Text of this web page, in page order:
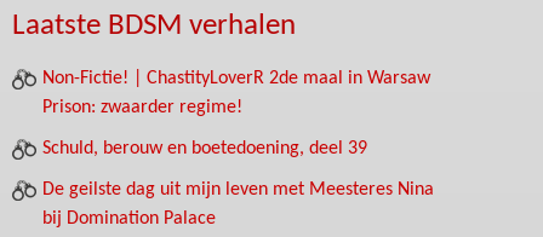
Laatste BDSM verhalen
Non-Fictie! | ChastityLoverR 2de maal in Warsaw
Prison: zwaarder regime!
Schuld, berouw en boetedoening, deel 39
De geilste dag uit mijn leven met Meesteres Nina
bij Domination Palace